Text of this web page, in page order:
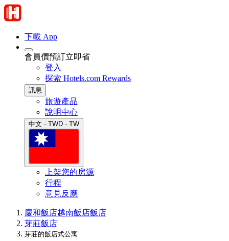
下載 App
會員價預訂立即省
登入
探索 Hotels.com Rewards
訊息
旅遊產品
說明中心
中文 · TWD · TW
上架您的房源
行程
意見反應
慶和飯店越南飯店飯店
芽莊飯店
芽莊的飯店式公寓